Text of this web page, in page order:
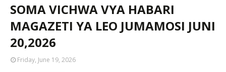
SOMA VICHWA VYA HABARI
MAGAZETI YA LEO JUMAMOSI JUNI
20,2026
Friday, June 19, 2026